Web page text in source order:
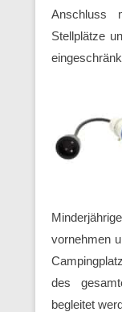
Anschluss
Stellplätze
vornehmen
des
begleitet